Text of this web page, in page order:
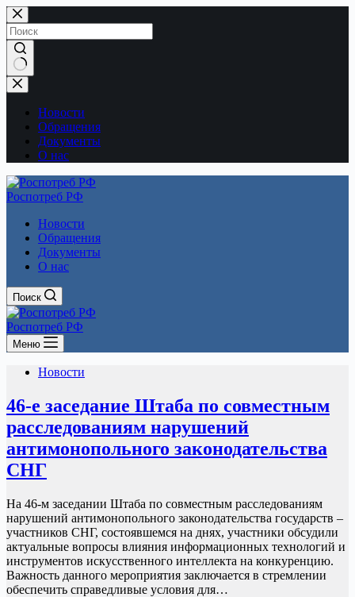
Перейти
к
сути
Ничего
не
найденоНовости
Обращения
Документы
О нас
Роспотреб РФ
Новости
Обращения
Документы
О нас
Поиск
Роспотреб РФ
Меню
Новости
46-е заседание Штаба по совместным
расследованиям нарушений
антимонопольного законодательства
СНГ
На 46-м заседании Штаба по совместным расследованиям
нарушений антимонопольного законодательства государств –
участников СНГ, состоявшемся на днях, участники обсудили
актуальные вопросы влияния информационных технологий и
инструментов искусственного интеллекта на конкуренцию.
Важность данного мероприятия заключается в стремлении
обеспечить справедливые условия для…